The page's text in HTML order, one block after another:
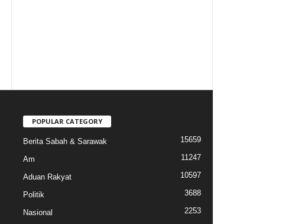
POPULAR CATEGORY
Berita Sabah & Sarawak 15659
Am 11247
Aduan Rakyat 10597
Politik 3688
Nasional
2253